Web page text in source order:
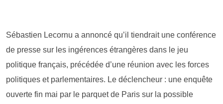
Sébastien Lecornu a annoncé qu’il tiendrait une conférence
de presse sur les ingérences étrangères dans le jeu
politique français, précédée d’une réunion avec les forces
politiques et parlementaires. Le déclencheur : une enquête
ouverte fin mai par le parquet de Paris sur la possible